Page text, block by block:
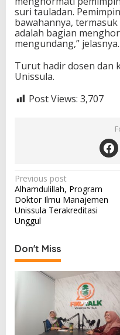
suri tauladan.
bawahannya,
adalah bagian
mengundang,” jelasnya.
Turut hadir dosen dan
Unissula.
Post Views: 3,707
Post
navigation
Previous post
Alhamdulillah, Program
Doktor Ilmu Manajemen
Unissula Terakreditasi
Unggul
Don't Miss